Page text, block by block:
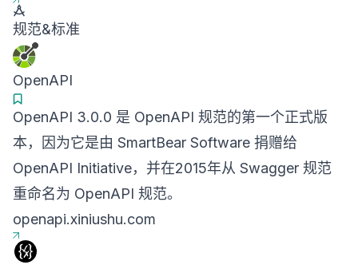
规范&标准
OpenAPI
OpenAPI 3.0.0 是 OpenAPI 规范的第一个正式版
本，因为它是由 SmartBear Software 捐赠给
OpenAPI Initiative，并在2015年从 Swagger 规范
重命名为 OpenAPI 规范。
openapi.xiniushu.com